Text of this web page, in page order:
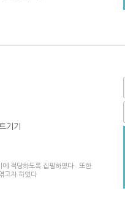
기기
적당하도록 집필하였다 . 또한
고자 하였다